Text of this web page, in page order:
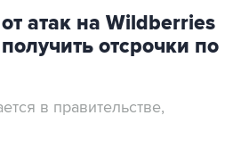
атак на Wildberries
отсрочки по
в правительстве,